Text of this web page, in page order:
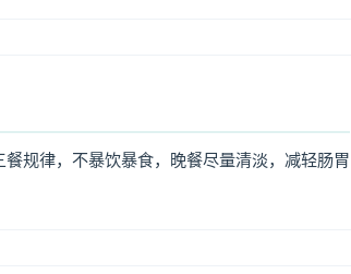
规律，不暴饮暴食，晚餐尽量清淡，减轻肠胃